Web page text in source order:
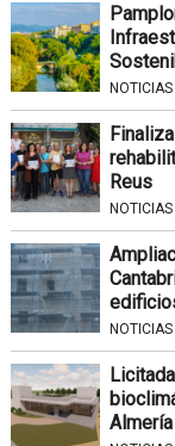
NOTICIAS
Reus
NOTICIAS
NOTICIAS
Almería